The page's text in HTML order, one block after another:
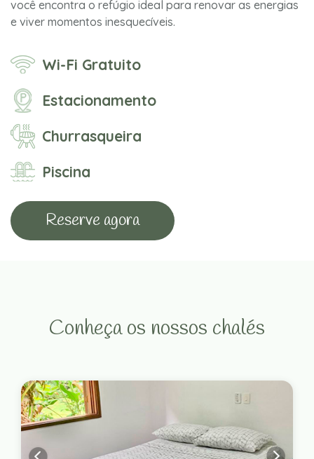
você encontra o refúgio ideal para renovar as energias
e viver momentos inesquecíveis.
Wi-Fi Gratuito
Estacionamento
Churrasqueira
Piscina
Reserve agora
Conheça os nossos chalés